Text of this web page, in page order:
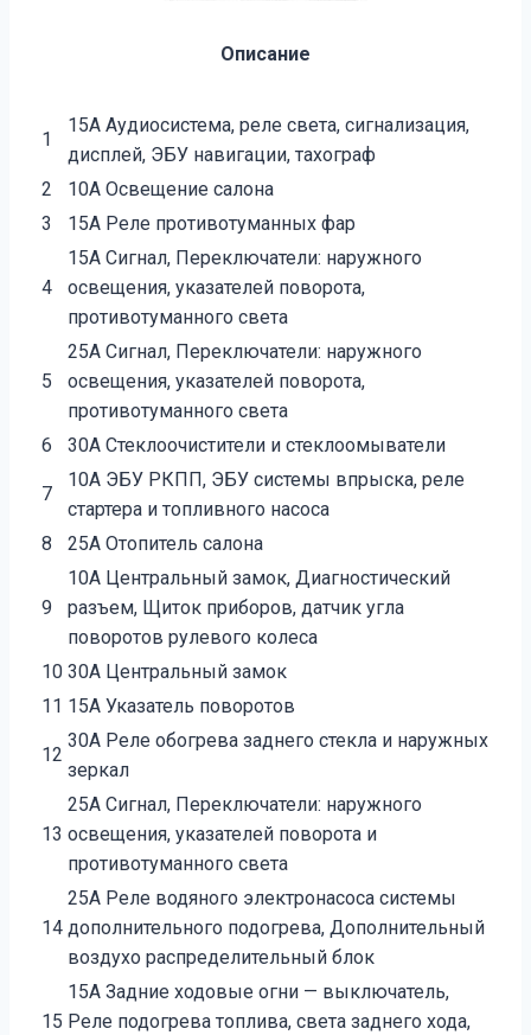
Описание
1
15А Аудиосистема, реле света, сигнализация,
дисплей, ЭБУ навигации, тахограф
2
10А Освещение салона
3
15А Реле противотуманных фар
4
15А Сигнал, Переключатели: наружного
освещения, указателей поворота,
противотуманного света
5
25А Сигнал, Переключатели: наружного
освещения, указателей поворота,
противотуманного света
6
30А Стеклоочистители и стеклоомыватели
7
10А ЭБУ РКПП, ЭБУ системы впрыска, реле
стартера и топливного насоса
8
25А Отопитель салона
9
10А Центральный замок, Диагностический
разъем, Щиток приборов, датчик угла
поворотов рулевого колеса
10 30А Центральный замок
11 15А Указатель поворотов
12
30А Реле обогрева заднего стекла и наружных
зеркал
13
25А Сигнал, Переключатели: наружного
освещения, указателей поворота и
противотуманного света
14
25А Реле водяного электронасоса системы
дополнительного подогрева, Дополнительный
воздухо распределительный блок
15
15А Задние ходовые огни — выключатель,
Реле подогрева топлива, света заднего хода,